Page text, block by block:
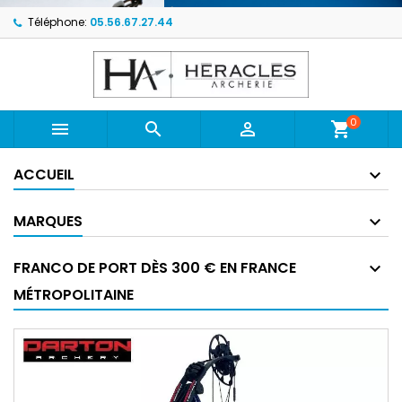
Téléphone: 05.56.67.27.44
   shopping_cart0
ACCUEIL
MARQUES
FRANCO DE PORT DÈS 300 € EN FRANCE
MÉTROPOLITAINE